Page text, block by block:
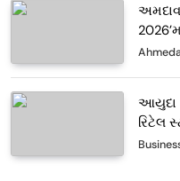
લુલ્લા
આયુદા
રિટેલ
દૂધની